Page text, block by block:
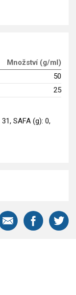
Množství (g/ml)
50
25
SAFA (g): 0,